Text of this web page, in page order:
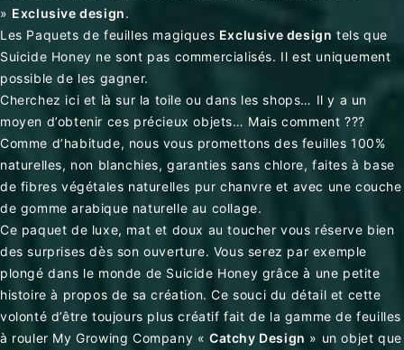
» Exclusive design.
Les Paquets de feuilles magiques Exclusive design tels que
Suicide Honey ne sont pas commercialisés. Il est uniquement
possible de les gagner.
Cherchez ici et là sur la toile ou dans les shops… Il y a un
moyen d’obtenir ces précieux objets… Mais comment ???
Comme d’habitude, nous vous promettons des feuilles 100%
naturelles, non blanchies, garanties sans chlore, faites à base
de fibres végétales naturelles pur chanvre et avec une couche
de gomme arabique naturelle au collage.
Ce paquet de luxe, mat et doux au toucher vous réserve bien
des surprises dès son ouverture. Vous serez par exemple
plongé dans le monde de Suicide Honey grâce à une petite
histoire à propos de sa création. Ce souci du détail et cette
volonté d’être toujours plus créatif fait de la gamme de feuilles
à rouler My Growing Company «Catchy Design » un objet que